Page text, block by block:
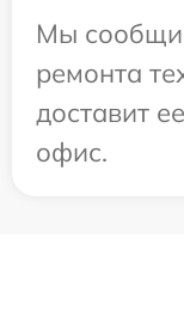
Мы
ремонта
доставит
офис.